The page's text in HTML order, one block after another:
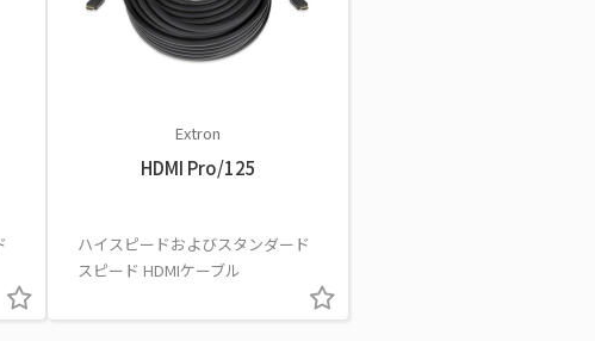
Extron
HDMI Pro/125
ハイスピードおよびスタンダード
スピード HDMIケーブル